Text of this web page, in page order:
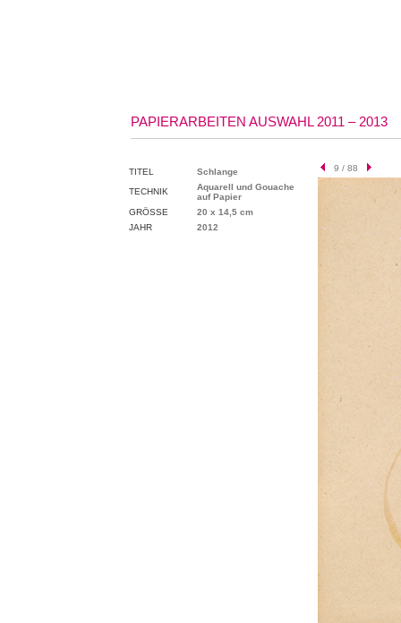
PAPIERARBEITEN AUSWAHL 2011 – 2013
TITEL
Schlange
TECHNIK
Aquarell und Gouache
auf Papier
GRÖSSE
20 x 14,5 cm
JAHR
2012
9 / 88